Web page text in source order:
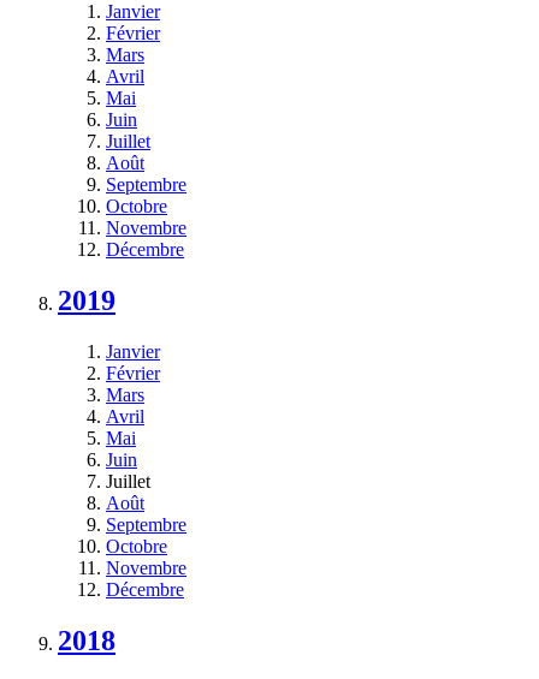
Janvier
Février
Mars
Avril
Mai
Juin
Juillet
Août
Septembre
Octobre
Novembre
Décembre
2019
Janvier
Février
Mars
Avril
Mai
Juin
Juillet
Août
Septembre
Octobre
Novembre
Décembre
2018